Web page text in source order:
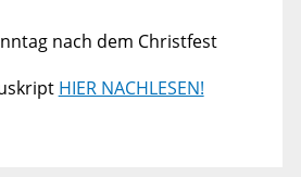
nach dem Christfest
HIER NACHLESEN!